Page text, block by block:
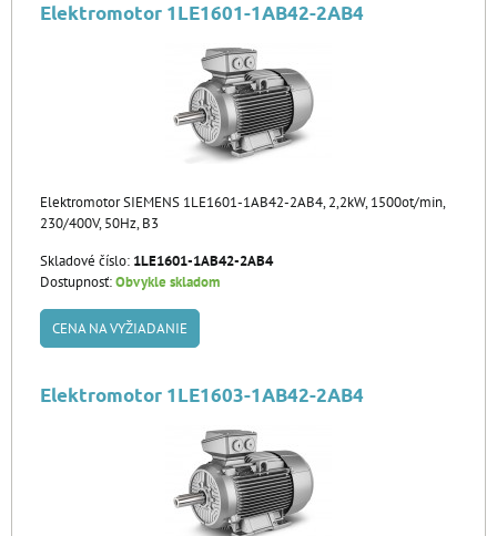
Elektromotor 1LE1601-1AB42-2AB4
Elektromotor SIEMENS 1LE1601-1AB42-2AB4, 2,2kW, 1500ot/min,
230/400V, 50Hz, B3
Skladové číslo: 1LE1601-1AB42-2AB4
Dostupnosť:Obvykle skladom
CENA NA VYŽIADANIE
Elektromotor 1LE1603-1AB42-2AB4